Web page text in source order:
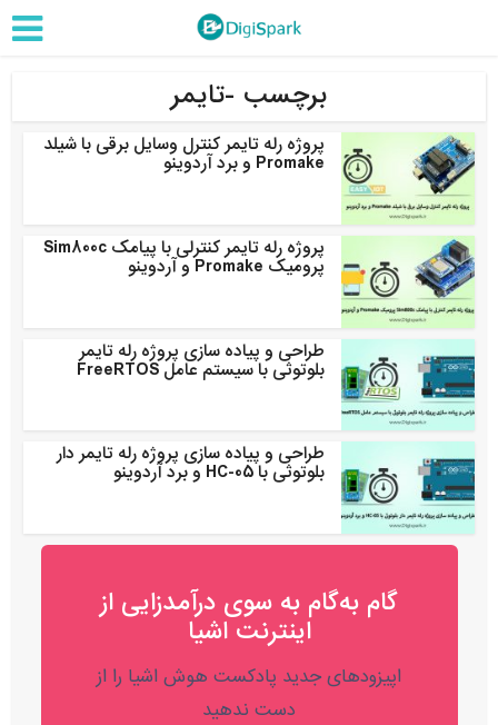
برچسب -تایمر
پروژه رله تایمر کنترل وسایل برقی با شیلد
Promake و برد آردوینو
پروژه رله تایمر کنترلی با پیامک Sim800c
پرومیک Promake و آردوینو
طراحی و پیاده سازی پروژه رله تایمر
بلوتوثی با سیستم عامل FreeRTOS
طراحی و پیاده سازی پروژه رله تایمر دار
بلوتوثی با HC-05 و برد آردوینو
گام به‌گام به‌ سوی درآمدزایی از
اینترنت اشیا
اپیزودهای جدید پادکست هوش اشیا را از
دست ندهید